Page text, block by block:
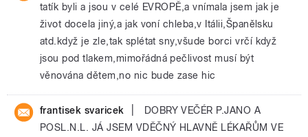
tatík byli a jsou v celé EVROPĚ,a vnímala jsem jak je
život docela jiný,a jak voní chleba,v Itálii,Španělsku
atd.když je zle,tak splétat sny,všude borci vrčí když
jsou pod tlakem,mimořádná pečlivost musí být
věnována dětem,no nic bude zase hic
frantisek svaricek
DOBRY VEČÉR P.JANO A
POSL.N.L. JÁ JSEM VDĚČNÝ HLAVNĚ LÉKAŘŮM VE